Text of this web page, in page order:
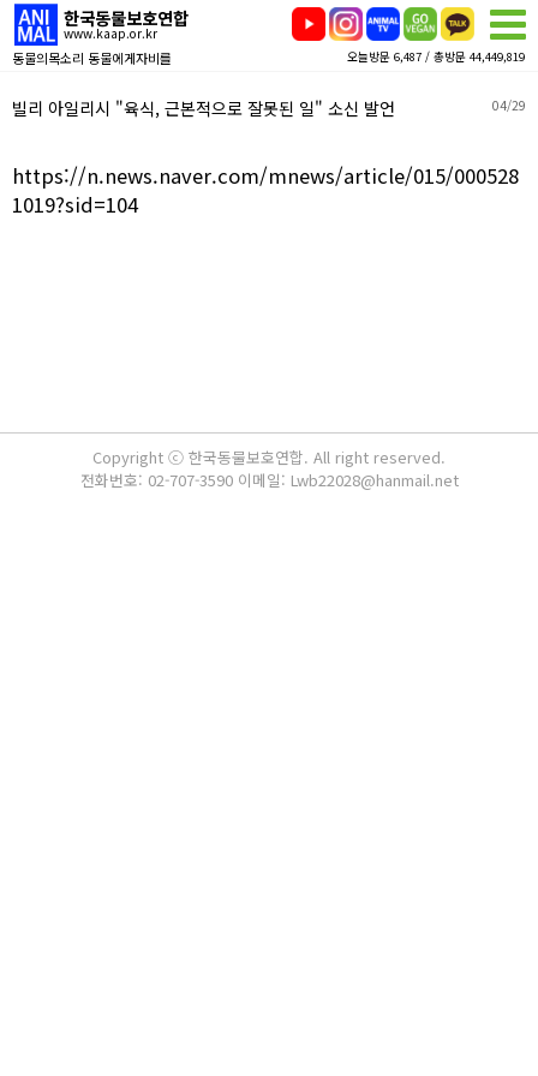
한국동물보호연합
www.kaap.or.kr
동물의목소리 동물에게자비를 오늘방문 6,487 / 총방문 44,449,819
빌리 아일리시 "육식, 근본적으로 잘못된 일" 소신 발언 04/29
https://n.news.naver.com/mnews/article/015/000528
1019?sid=104
Copyright ⓒ 한국동물보호연합. All right reserved.
전화번호: 02-707-3590 이메일: Lwb22028@hanmail.net